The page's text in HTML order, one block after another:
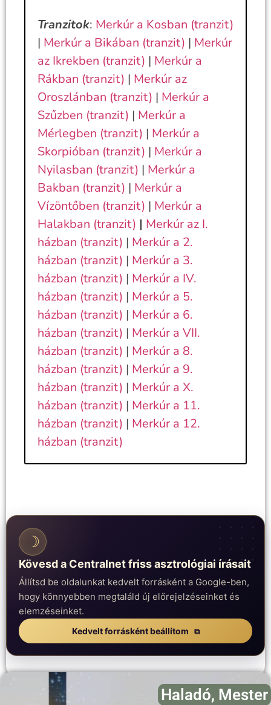
Tranzitok: Merkúr a Kosban (tranzit)
| Merkúr a Bikában (tranzit) | Merkúr
az Ikrekben (tranzit) | Merkúr a
Rákban (tranzit) | Merkúr az
Oroszlánban (tranzit) | Merkúr a
Szűzben (tranzit) | Merkúr a
Mérlegben (tranzit) | Merkúr a
Skorpióban (tranzit) | Merkúr a
Nyilasban (tranzit) | Merkúr a
Bakban (tranzit) | Merkúr a
Vízöntőben (tranzit) | Merkúr a
Halakban (tranzit) | Merkúr az I.
házban (tranzit) | Merkúr a 2.
házban (tranzit) | Merkúr a 3.
házban (tranzit) | Merkúr a IV.
házban (tranzit) | Merkúr a 5.
házban (tranzit) | Merkúr a 6.
házban (tranzit) | Merkúr a VII.
házban (tranzit) | Merkúr a 8.
házban (tranzit) | Merkúr a 9.
házban (tranzit) | Merkúr a X.
házban (tranzit) | Merkúr a 11.
házban (tranzit) | Merkúr a 12.
házban (tranzit)
☽
Kövesd a Centralnet friss asztrológiai írásait
Állítsd be oldalunkat kedvelt forrásként a Google-ben,
hogy könnyebben megtaláld új előrejelzéseinket és
elemzéseinket.
Kedvelt forrásként beállítom
Haladó, Mester